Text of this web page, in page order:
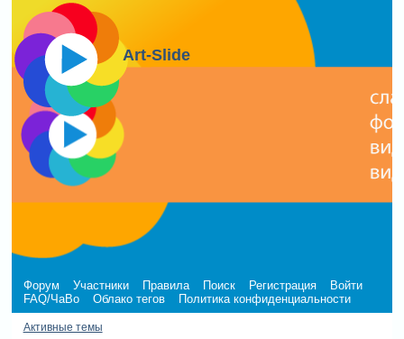
Art-Slide
Форум Участники Правила Поиск Регистрация
Войти
FAQ/ЧаВо
Облако тегов Политика конфиденциальности
Активные темы